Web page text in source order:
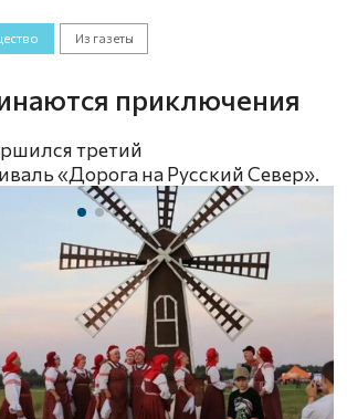
Из газеты
приключения
третий
«Дорога на Русский Север».